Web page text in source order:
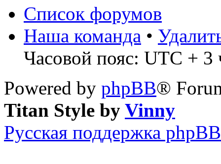
Список форумов
Наша команда •
Часовой пояс: UTC + 3
Powered by phpBB®
Titan Style by Vinny
Русская поддержка phpBB